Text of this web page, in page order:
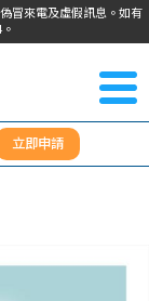
冒來電及虛假訊息。如有
。
們
＋
4354
立即申請